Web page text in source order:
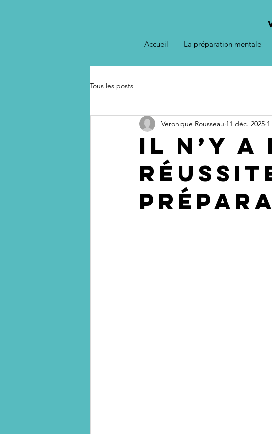
Accueil La préparation mentale
Tous les posts
Il n’y a
Veronique Rousseau 11 déc. 2025